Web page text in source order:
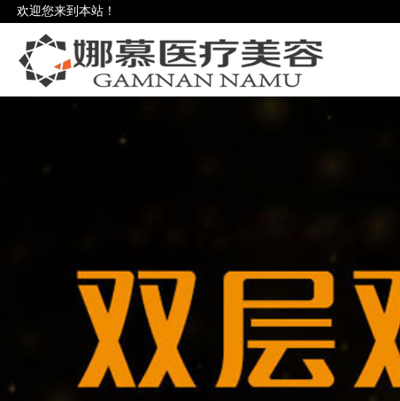
欢迎您来到本站！
欢迎您来到本站！
欢迎您来到本站！